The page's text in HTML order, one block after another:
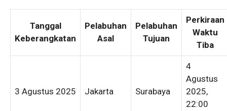
Tanggal
Keberangkatan
Pelabuhan
Asal
Pelabuhan
Tujuan
Perkiraan
Waktu
Tiba
3 Agustus 2025 Jakarta Surabaya
4
Agustus
2025,
22:00